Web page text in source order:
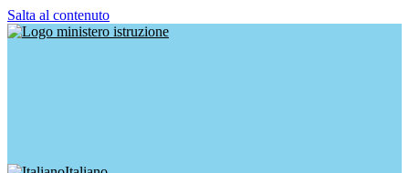
Salta al contenuto